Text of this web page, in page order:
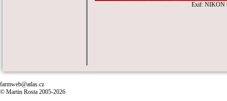
Exif: NIKON
farmweb@atlas.cz
© Martin Rosta 2005-2026